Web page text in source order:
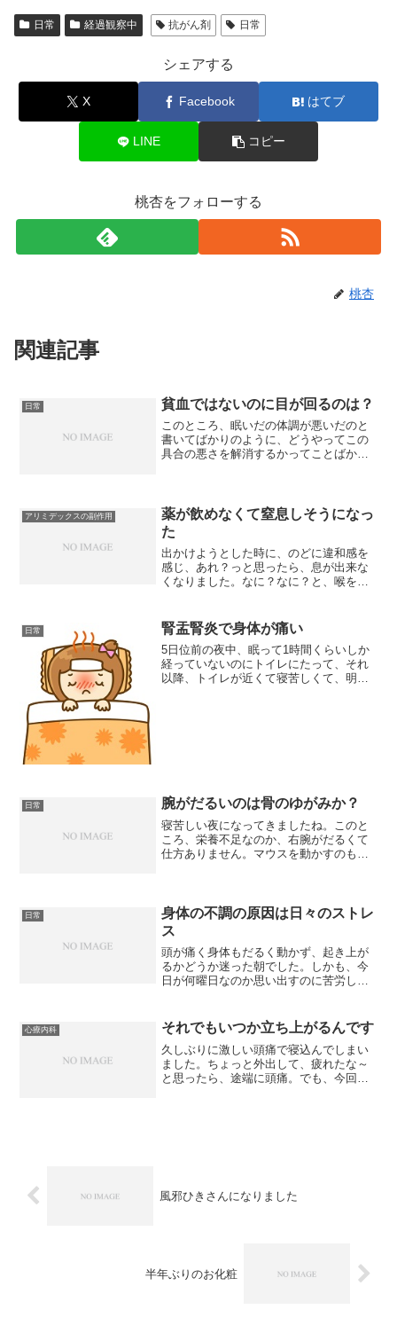
日常 経過観察中 抗がん剤 日常
シェアする
X Facebook はてブ
LINE コピー
桃杏をフォローする
桃杏
関連記事
日常 貧血ではないのに目が回るのは？
このところ、眠いだの体調が悪いだのと
書いてばかりのように、どうやってこの
具合の悪さを解消するかってことばかり
とは考えられないので、ス...
アリミデックスの副作用
薬が飲めなくて窒息しそうになっ
た
出かけようとした時に、のどに違和感を
感じ、あれ？っと思ったら、息が出来な
くなりました。なに？なに？と、喉を動
でした。苦しかった～。飲んだつもり
が、水だけ喉を通っていった...
日常 腎盂腎炎で身体が痛い
5日位前の夜中、眠って1時間くらいしか
経っていないのにトイレにたって、それ
以降、トイレが近くて寝苦しくて、明け
日常 腕がだるいのは骨のゆがみか？
寝苦しい夜になってきましたね。このと
ころ、栄養不足なのか、右腕がだるくて
仕方ありません。マウスを動かすのも辛
言うか、腕があるなって実感...
日常
身体の不調の原因は日々のストレ
ス
頭が痛く身体もだるく動かず、起き上が
るかどうか迷った朝でした。しかも、今
日が何曜日なのか思い出すのに苦労しま
うちに時間が経ち、予定より大幅に遅れ
て出発。あんなに辛い状態...
心療内科 それでもいつか立ち上がるんです
久しぶりに激しい頭痛で寝込んでしまい
ました。ちょっと外出して、疲れたな～
と思ったら、途端に頭痛。でも、今回は
風邪ひきさんになりました
半年ぶりのお化粧